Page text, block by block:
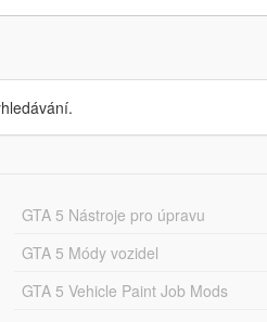
GTA 5 Nástroje pro úpravu
GTA 5 Módy vozidel
GTA 5 Vehicle Paint Job Mods